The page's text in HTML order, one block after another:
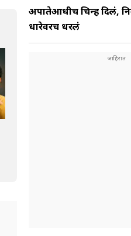
अपात्रतेआधीच चिन्ह दिलं,
धारेवरच धरलं